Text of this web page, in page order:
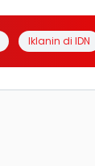
Iklanin di IDN